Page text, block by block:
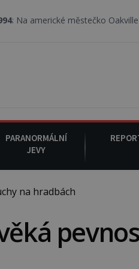
městečko Oakville se z nebe
PARANORMÁLNÍ
JEVY
na hradbách